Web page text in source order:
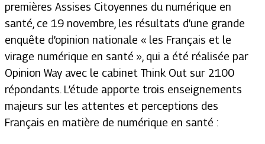
premières Assises Citoyennes du numérique en
santé, ce 19 novembre, les résultats d’une grande
enquête d’opinion nationale « les Français et le
virage numérique en santé », qui a été réalisée par
Opinion Way avec le cabinet Think Out sur 2100
répondants. L’étude apporte trois enseignements
majeurs sur les attentes et perceptions des
Français en matière de numérique en santé :